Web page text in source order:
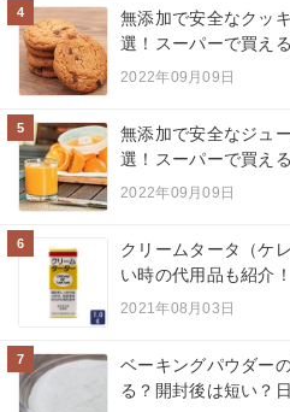
4
無添加で安全なクッ
選！スーパーで買え
2022年09月09日
5
無添加で安全なジュ
選！スーパーで買え
2022年09月09日
6
クリームタータ（ケ
い時の代用品も紹介！
2021年08月03日
7
ベーキングパウダー
る？開封後は短い？